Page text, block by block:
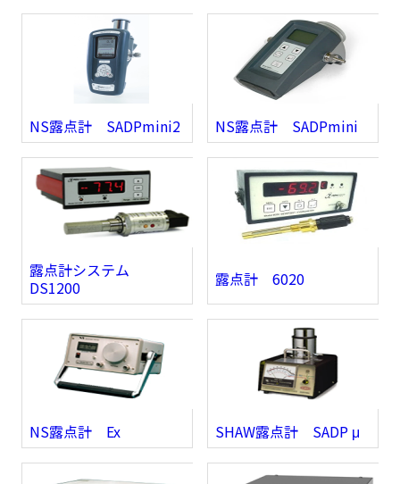
NS露点計 SADPmini2 NS露点計 SADPmini
露点計システム
DS1200
露点計 6020
NS露点計 Ex SHAW露点計 SADP μ